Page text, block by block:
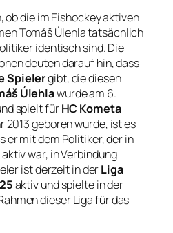
ob die im Eishockey aktiven
Tomáš Úlehla tatsächlich
identisch sind. Die
deuten darauf hin, dass
Spielergibt, die diesen
Úlehlawurde am 6.
spielt fürHC Kometa
2013 geboren wurde, ist es
er mit dem Politiker, der in
war, in Verbindung
ist derzeit in derLiga
aktiv und spielte in der
dieser Liga für das